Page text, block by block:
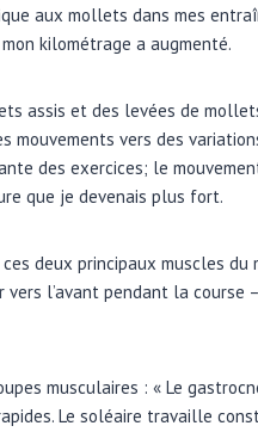
aux mollets dans mes
kilométrage a augmenté.
assis et des levées de
mouvements vers des
des exercices; le
que je devenais plus fort.
deux principaux muscles
l’avant pendant la course
musculaires : « Le
Le soléaire travaille